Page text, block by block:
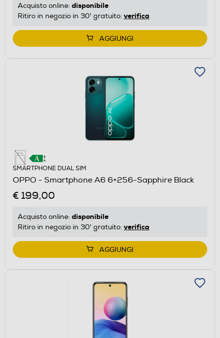
Acquisto online: disponibile
Ritiro in negozio in 30' gratuito: verifica
AGGIUNGI
SMARTPHONE DUAL SIM
OPPO - Smartphone A6 6+256-Sapphire Black
€ 199,00
Acquisto online: disponibile
Ritiro in negozio in 30' gratuito: verifica
AGGIUNGI